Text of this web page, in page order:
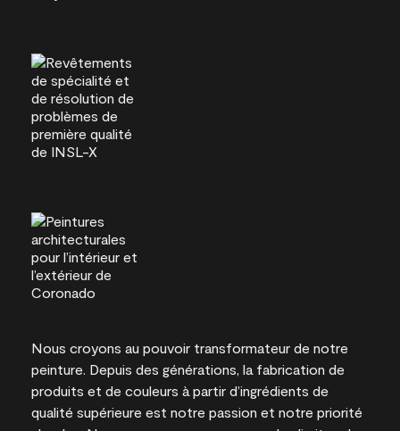
Nous croyons au pouvoir transformateur de notre
peinture. Depuis des générations, la fabrication de
produits et de couleurs à partir d’ingrédients de
qualité supérieure est notre passion et notre priorité